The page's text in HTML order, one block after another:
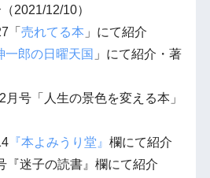
2021/12/10）
「 売れてる本 」にて紹介
一郎の日曜天国 」にて紹介・著
月号「人生の景色を変える本」
『本よみうり堂』 欄にて紹介
『迷子の読書』欄にて紹介